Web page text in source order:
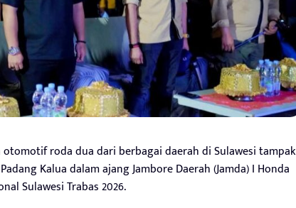
otomotif roda dua dari berbagai daerah di Sulawesi tampak
Kalua dalam ajang Jambore Daerah (Jamda) I Honda
Sulawesi Trabas 2026.